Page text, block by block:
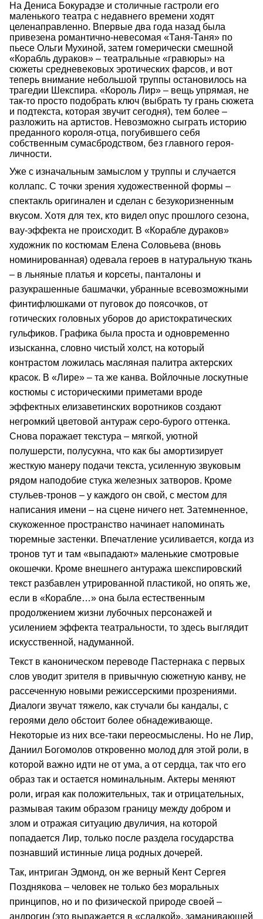
На Дениса Бокурадзе и столичные гастроли его
маленького театра с недавнего времени ходят
целенаправленно. Впервые два года назад была
привезена романтично-невесомая «Таня-Таня» по
пьесе Ольги Мухиной, затем гомерически смешной
«Корабль дураков» – театральные «гравюры» на
сюжеты средневековых эротических фарсов, и вот
теперь внимание небольшой труппы остановилось на
трагедии Шекспира. «Король Лир» – вещь упрямая, не
так-то просто подобрать ключ (выбрать ту грань сюжета
и подтекста, которая звучит сегодня), тем более –
разложить на артистов. Невозможно сыграть историю
преданного короля-отца, погубившего себя
собственным сумасбродством, без главного героя-
личности.
Уже с изначальным замыслом у труппы и случается
коллапс. С точки зрения художественной формы –
спектакль оригинален и сделан с безукоризненным
вкусом. Хотя для тех, кто видел опус прошлого сезона,
вау-эффекта не происходит. В «Корабле дураков»
художник по костюмам Елена Соловьева (вновь
номинированная) одевала героев в натуральную ткань
– в льняные платья и корсеты, панталоны и
разукрашенные башмачки, убранные всевозможными
финтифлюшками от пуговок до поясочков, от
готических головных уборов до аристократических
гульфиков. Графика была проста и одновременно
изысканна, словно чистый холст, на который
контрастом ложилась масляная палитра актерских
красок. В «Лире» – та же канва. Войлочные лоскутные
костюмы с историческими приметами вроде
эффектных елизаветинских воротников создают
негромкий цветовой антураж серо-бурого оттенка.
Снова поражает текстура – мягкой, уютной
полушерсти, полусукна, что как бы амортизирует
жесткую манеру подачи текста, усиленную звуковым
рядом наподобие стука железных затворов. Кроме
стульев-тронов – у каждого он свой, с местом для
написания имени – на сцене ничего нет. Затемненное,
скукоженное пространство начинает напоминать
тюремные застенки. Впечатление усиливается, когда из
тронов тут и там «выпадают» маленькие смотровые
окошечки. Кроме внешнего антуража шекспировский
текст разбавлен утрированной пластикой, но опять же,
если в «Корабле…» она была естественным
продолжением жизни лубочных персонажей и
усилением эффекта театральности, то здесь выглядит
искусственной, надуманной.
Текст в каноническом переводе Пастернака с первых
слов уводит зрителя в привычную сюжетную канву, не
рассеченную новыми режиссерскими прозрениями.
Диалоги звучат тяжело, как стучали бы кандалы, с
героями дело обстоит более обнадеживающе.
Некоторые из них все-таки переосмыслены. Но не Лир,
Даниил Богомолов откровенно молод для этой роли, в
которой важно идти не от ума, а от сердца, так что его
образ так и остается номинальным. Актеры меняют
роли, играя как положительных, так и отрицательных,
размывая таким образом границу между добром и
злом и отражая ситуацию двуличия, на которой
попадается Лир, только после раздела государства
познавший истинные лица родных дочерей.
Так, интриган Эдмонд, он же верный Кент Сергея
Позднякова – человек не только без моральных
принципов, но и по физической природе своей –
андрогин (это выражается в «сладкой», заманивающей